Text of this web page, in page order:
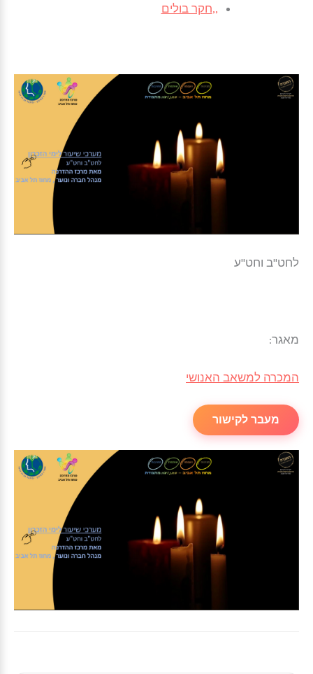
,,חקר בולים
לחט"ב וחט"ע
מאגר:
המכרה למשאב האנושי
מעבר לקישור